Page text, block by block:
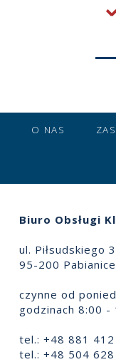
O NAS
Biuro Obsługi
ul. Piłsudskiego
95-200 Pabianice
czynne od
godzinach 8:00 -
tel.: +48 881
tel.: +48 504